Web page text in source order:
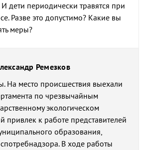
И дети периодически травятся при
Разве это допустимо? Какие вы
меры?
Ремезков
На место происшествия выехали
по чрезвычайным
экологическом
привлек к работе представителей
образования,
В ходе работы